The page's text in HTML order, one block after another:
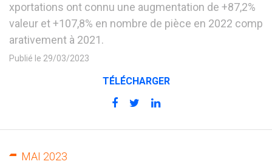
xportations ont connu une augmentation de +87,2%
valeur et +107,8% en nombre de pièce en 2022 comp
arativement à 2021.
Publié le 29/03/2023
TÉLÉCHARGER
MAI 2023